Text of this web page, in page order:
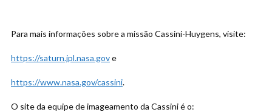
Para mais informações sobre a missão Cassini-Huygens, visite:
https://saturn.jpl.nasa.gove
https://www.nasa.gov/cassini.
O site da equipe de imageamento da Cassini é o: